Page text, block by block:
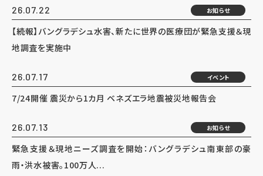
26.07.22 お知らせ
【続報】バングラデシュ水害、新たに世界の医療団が緊急支援＆現
地調査を実施中
26.07.17 イベント
7/24開催 震災から1カ月 ベネズエラ地震被災地報告会
26.07.13 お知らせ
緊急支援＆現地ニーズ調査を開始：バングラデシュ南東部の豪
雨・洪水被害。100万人...